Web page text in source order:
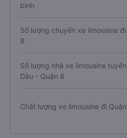
bình
Số lượng chuyến xe limousine đi
8
Số lượng nhà xe limousine
Dầu - Quận 8
Chất lượng xe limousine đi